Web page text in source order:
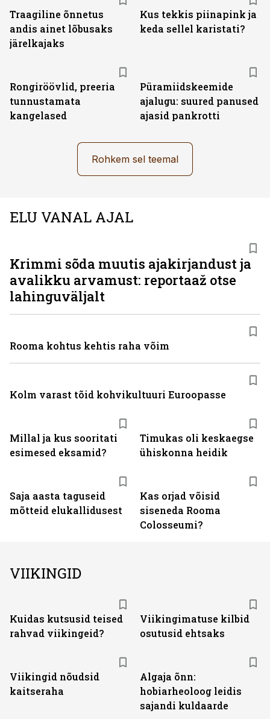
Traagiline õnnetus
andis ainet lõbusaks
järelkajaks
Kus tekkis piinapink ja
keda sellel karistati?
Rongiröövlid, preeria
tunnustamata
kangelased
Püramiidskeemide
ajalugu: suured panused
ajasid pankrotti
Rohkem sel teemal
ELU VANAL AJAL
Millal ja kus sooritati
esimesed eksamid?
Timukas oli keskaegse
ühiskonna heidik
Saja aasta taguseid
mõtteid elukallidusest
Kas orjad võisid
siseneda Rooma
Colosseumi?
Krimmi sõda muutis ajakirjandust ja
avalikku arvamust: reportaaž otse
lahinguväljalt
Rooma kohtus kehtis raha võim
Kolm varast tõid kohvikultuuri Euroopasse
VIIKINGID
Kuidas kutsusid teised
rahvad viikingeid?
Viikingimatuse kilbid
osutusid ehtsaks
Viikingid nõudsid
kaitseraha
Algaja õnn:
hobiarheoloog leidis
sajandi kuldaarde